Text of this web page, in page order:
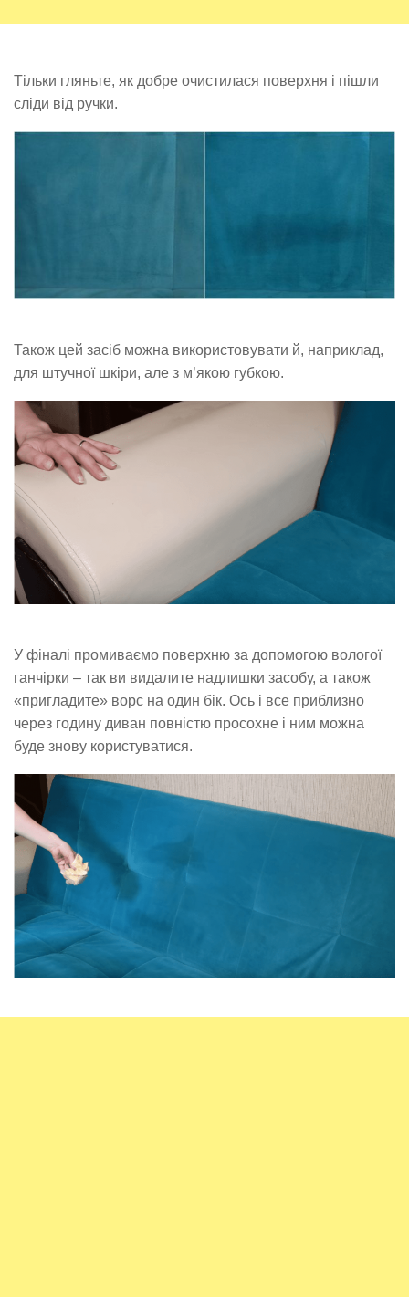
Тільки гляньте, як добре очистилася поверхня і пішли
сліди від ручки.
Також цей засіб можна використовувати й, наприклад,
для штучної шкіри, але з м’якою губкою.
У фіналі промиваємо поверхню за допомогою вологої
ганчірки – так ви видалите надлишки засобу, а також
«пригладите» ворс на один бік. Ось і все приблизно
через годину диван повністю просохне і ним можна
буде знову користуватися.